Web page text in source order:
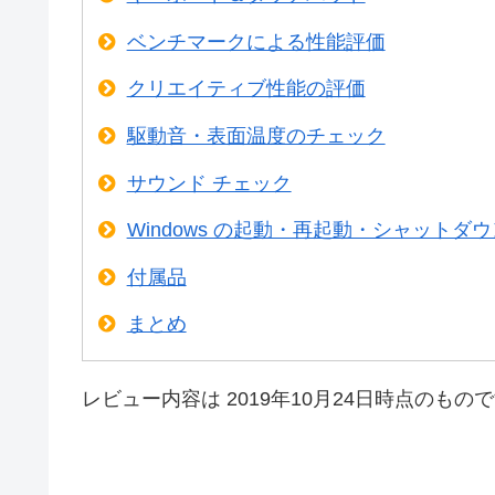
ベンチマークによる性能評価
クリエイティブ性能の評価
駆動音・表面温度のチェック
サウンド チェック
Windows の起動・再起動・シャットダウ
付属品
まとめ
レビュー内容は 2019年10月24日時点のもので